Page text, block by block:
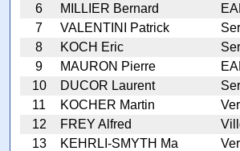
6
MILLIER Bernard
7
VALENTINI Patrick
8
KOCH Eric
9
MAURON Pierre
10
DUCOR Laurent
11
KOCHER Martin
12
FREY Alfred
13
KEHRLI-SMYTH Ma